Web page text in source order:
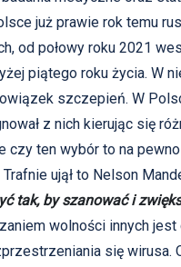
już prawie rok temu
od połowy roku 2021
piątego roku życia. W
szczepień. W
z nich kierując się
czy ten wybór to na
ujął to Nelson
tak, by szanować i
wolności innych
się wirusa.